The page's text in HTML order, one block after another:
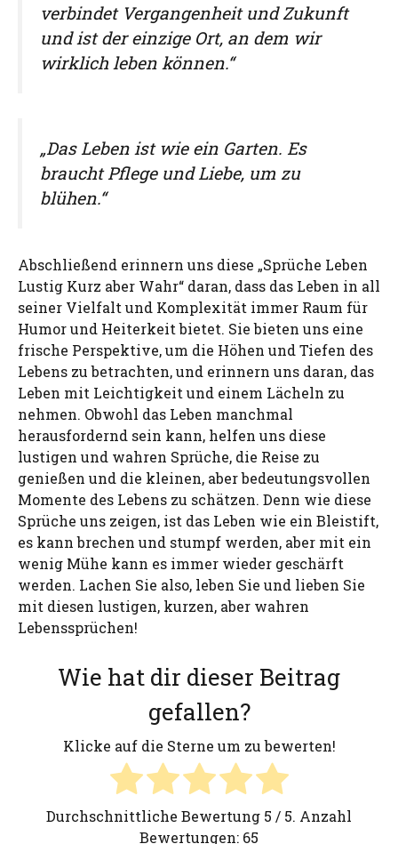
verbindet Vergangenheit und Zukunft
und ist der einzige Ort, an dem wir
wirklich leben können.“
„Das Leben ist wie ein Garten. Es
braucht Pflege und Liebe, um zu
blühen.“
Abschließend erinnern uns diese „Sprüche Leben
Lustig Kurz aber Wahr“ daran, dass das Leben in all
seiner Vielfalt und Komplexität immer Raum für
Humor und Heiterkeit bietet. Sie bieten uns eine
frische Perspektive, um die Höhen und Tiefen des
Lebens zu betrachten, und erinnern uns daran, das
Leben mit Leichtigkeit und einem Lächeln zu
nehmen. Obwohl das Leben manchmal
herausfordernd sein kann, helfen uns diese
lustigen und wahren Sprüche, die Reise zu
genießen und die kleinen, aber bedeutungsvollen
Momente des Lebens zu schätzen. Denn wie diese
Sprüche uns zeigen, ist das Leben wie ein Bleistift,
es kann brechen und stumpf werden, aber mit ein
wenig Mühe kann es immer wieder geschärft
werden. Lachen Sie also, leben Sie und lieben Sie
mit diesen lustigen, kurzen, aber wahren
Lebenssprüchen!
Wie hat dir dieser Beitrag
gefallen?
Klicke auf die Sterne um zu bewerten!
Durchschnittliche Bewertung 5 / 5. Anzahl
Bewertungen: 65